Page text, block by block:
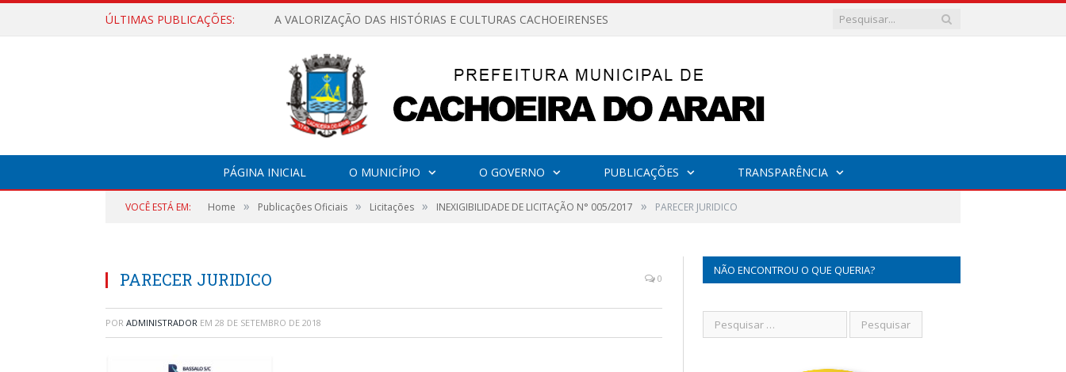
ÚLTIMAS PUBLICAÇÕES: A VALORIZAÇÃO DAS HISTÓRIAS E CULTURAS CACHOEIRENSES
PÁGINA INICIAL O MUNICÍPIO O GOVERNO PUBLICAÇÕES TRANSPARÊNCIA
VOCÊ ESTÁ EM: Home » Publicações Oficiais » Licitações » INEXIGIBILIDADE DE LICITAÇÃO N° 005/2017 » PARECER JURIDICO
PARECER JURIDICO 0
POR ADMINISTRADOR EM 28 DE SETEMBRO DE 2018
NÃO ENCONTROU O QUE QUERIA?